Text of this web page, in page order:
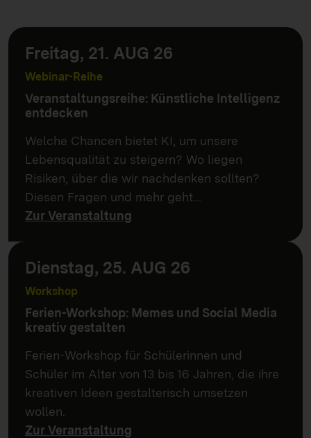
Freitag, 21. AUG 26
Webinar-Reihe
Veranstaltungsreihe: Künstliche Intelligenz
entdecken
Welche Chancen bietet KI, um unsere
Lebensqualität zu steigern? Wo liegen
Risiken, über die wir nachdenken sollten?
Diesen Fragen und mehr geht…
Zur Veranstaltung
Dienstag, 25. AUG 26
Workshop
Ferien-Workshop: Memes und Social Media
kreativ gestalten
Ferien-Workshop für Schülerinnen und
Schüler im Alter von 13 bis 16 Jahren, die ihre
kreativen Ideen gestalterisch umsetzen
wollen.
Zur Veranstaltung